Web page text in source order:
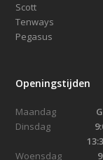
Scott
Tenways
Pegasus
Openingstijden
Maandag
Dinsdag
Woensdag